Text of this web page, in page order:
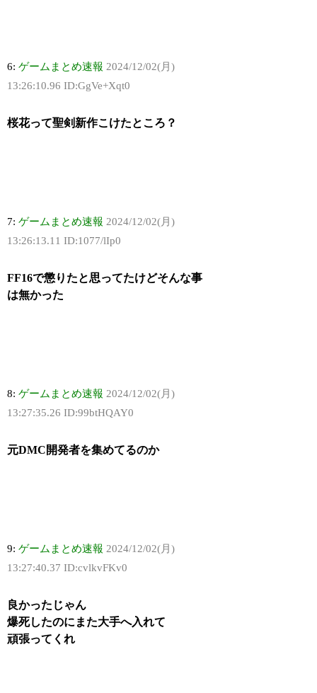
6:ゲームまとめ速報 2024/12/02(月)
13:26:10.96 ID:GgVe+Xqt0
桜花って聖剣新作こけたところ？
7:ゲームまとめ速報 2024/12/02(月)
13:26:13.11 ID:1077/lIp0
FF16で懲りたと思ってたけどそんな事
は無かった
8:ゲームまとめ速報 2024/12/02(月)
13:27:35.26 ID:99btHQAY0
元DMC開発者を集めてるのか
9:ゲームまとめ速報 2024/12/02(月)
13:27:40.37 ID:cvlkvFKv0
良かったじゃん
爆死したのにまた大手へ入れて
頑張ってくれ